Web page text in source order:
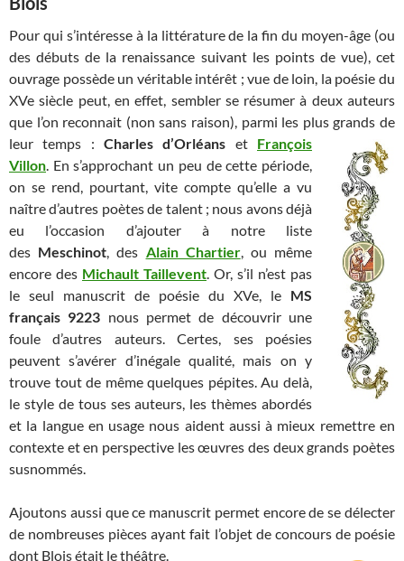
Pour qui s’intéresse à la littérature de la fin du moyen-âge (ou
des débuts de la renaissance suivant les points de vue), cet
ouvrage possède un véritable intérêt ; vue de loin, la poésie du
XVe siècle peut, en effet, sembler se résumer à deux auteurs
que l’on reconnait (non sans raison), parmi les plus grands de
leur temps : Charlesd’Orléans et François
Villon . En s’approchant un peu de cette période,
on se rend, pourtant, vite compte qu’elle a vu
naître d’autres poètes de talent ; nous avons déjà
eu l’occasion d’ajouter à notre liste
des Meschinot , des Alain Chartier, ou même
encore des Michault Taillevent . Or, s’il n’est pas
le seul manuscrit de poésie du XVe, le MS
français 9223 nous permet de découvrir une
foule d’autres auteurs. Certes, ses poésies
peuvent s’avérer d’inégale qualité, mais on y
trouve tout de même quelques pépites. Au delà,
le style de tous ses auteurs, les thèmes abordés
et la langue en usage nous aident aussi à mieux remettre en
contexte et en perspective les œuvres des deux grands poètes
susnommés.
Ajoutons aussi que ce manuscrit permet encore de se délecter
de nombreuses pièces ayant fait l’objet de concours de poésie
dont Blois était le théâtre.